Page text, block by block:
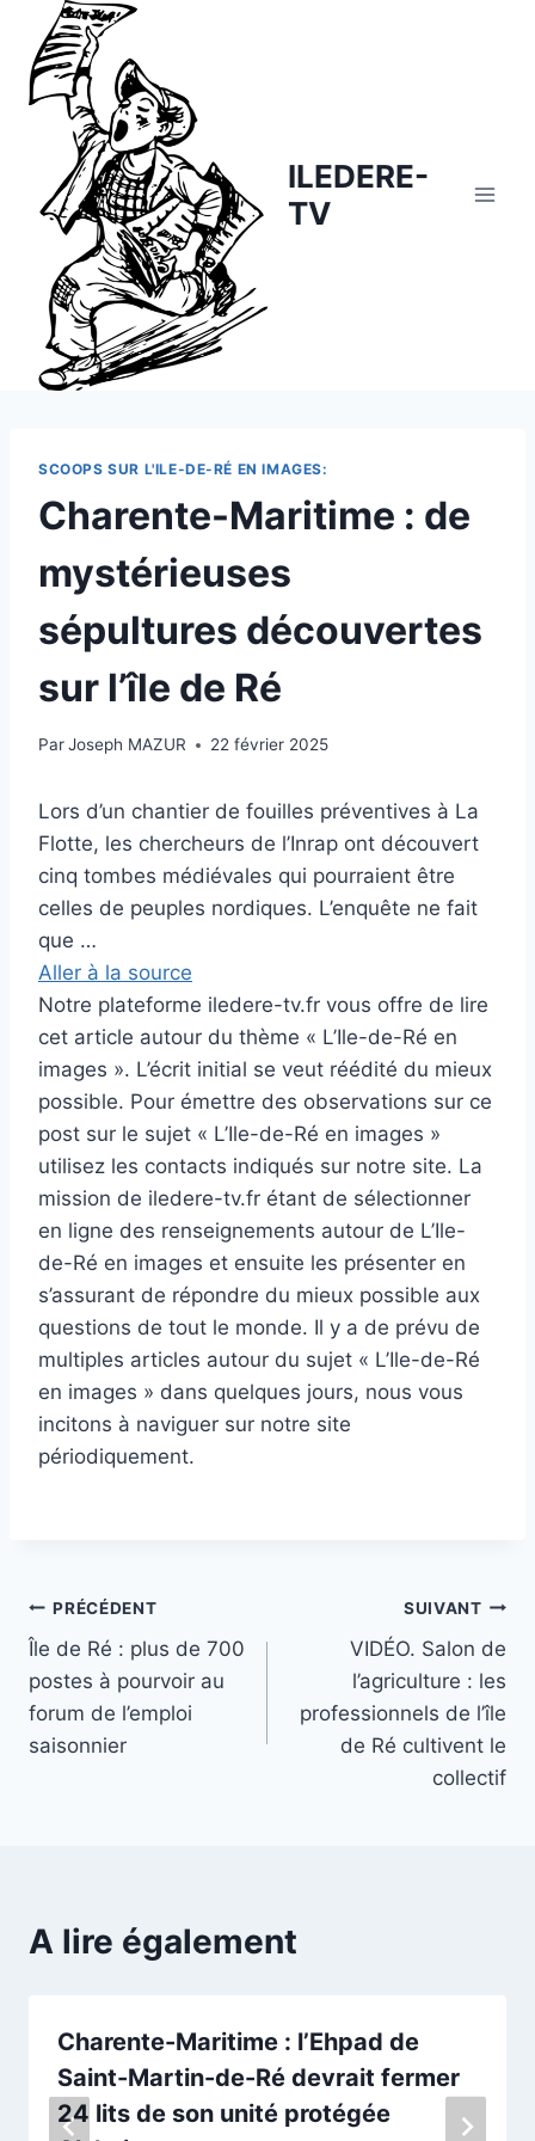
content
ILEDERE-
TV
SCOOPS SUR L'ILE-DE-RÉ EN IMAGES:
Charente-Maritime : de
mystérieuses
sépultures découvertes
sur l’île de Ré
ParJoseph MAZUR 22 février 2025
Lors d’un chantier de fouilles préventives à La
Flotte, les chercheurs de l’Inrap ont découvert
cinq tombes médiévales qui pourraient être
celles de peuples nordiques. L’enquête ne fait
que …
Aller à la source
Notre plateforme iledere-tv.fr vous offre de lire
cet article autour du thème « L’Ile-de-Ré en
images ». L’écrit initial se veut réédité du mieux
possible. Pour émettre des observations sur ce
post sur le sujet « L’Ile-de-Ré en images »
utilisez les contacts indiqués sur notre site. La
mission de iledere-tv.fr étant de sélectionner
en ligne des renseignements autour de L’Ile-
de-Ré en images et ensuite les présenter en
s’assurant de répondre du mieux possible aux
questions de tout le monde. Il y a de prévu de
multiples articles autour du sujet « L’Ile-de-Ré
en images » dans quelques jours, nous vous
incitons à naviguer sur notre site
périodiquement.
Navigation
de
l’article
PRÉCÉDENT
Île de Ré : plus de 700
postes à pourvoir au
forum de l’emploi
saisonnier
SUIVANT
VIDÉO. Salon de
l’agriculture : les
professionnels de l’île
de Ré cultivent le
collectif
A lire également
Charente-Maritime : l’Ehpad de
Saint-Martin-de-Ré devrait fermer
24 lits de son unité protégée